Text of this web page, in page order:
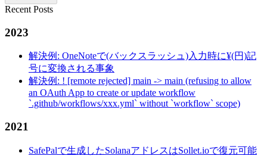
Recent Posts
2023
解決例: OneNoteで(バックスラッシュ)入力時に¥(円)記
号に変換される事象
解決例: ! [remote rejected] main -> main (refusing to allow
an OAuth App to create or update workflow
`.github/workflows/xxx.yml` without `workflow` scope)
2021
SafePalで生成したSolanaアドレスはSollet.ioで復元可能